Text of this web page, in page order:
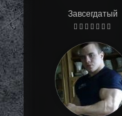
Завсегдатый